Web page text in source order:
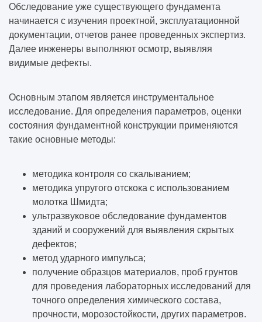
Обследование уже существующего фундамента
начинается с изучения проектной, эксплуатационной
документации, отчетов ранее проведенных экспертиз.
Далее инженеры выполняют осмотр, выявляя
видимые дефекты.
Основным этапом является инструментальное
исследование. Для определения параметров, оценки
состояния фундаментной конструкции применяются
такие основные методы:
методика контроля со скалыванием;
методика упругого отскока с использованием
молотка Шмидта;
ультразвуковое обследование фундаментов
зданий и сооружений для выявления скрытых
дефектов;
метод ударного импульса;
получение образцов материалов, проб грунтов
для проведения лабораторных исследований для
точного определения химического состава,
прочности, морозостойкости, других параметров.